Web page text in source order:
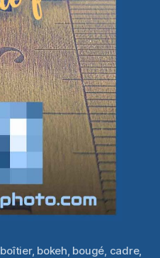
boîtier, bokeh bougé cadre,